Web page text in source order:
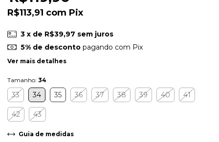
R$113,91 com Pix
3 x de R$39,97 sem juros
5% de descontopagando com Pix
Ver mais detalhes
Tamanho: 34
33 34 35 36 37 38 39 40 41
42 43
Guia de medidas